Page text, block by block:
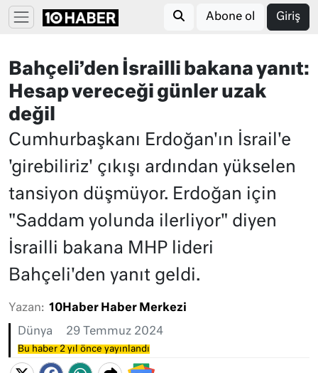
Abone ol Giriş
Bahçeli’den İsrailli bakana yanıt:
Hesap vereceği günler uzak
değil
Cumhurbaşkanı Erdoğan'ın İsrail'e
'girebiliriz' çıkışı ardından yükselen
tansiyon düşmüyor. Erdoğan için
"Saddam yolunda ilerliyor" diyen
İsrailli bakana MHP lideri
Bahçeli'den yanıt geldi.
Yazan: 10Haber Haber Merkezi
Dünya 29 Temmuz 2024
Bu haber 2 yıl önce yayınlandı